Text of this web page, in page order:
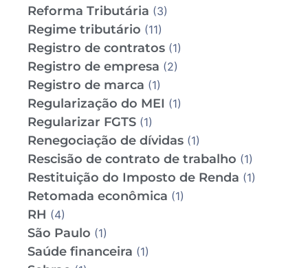
Reforma Tributária (3)
Regime tributário (11)
Registro de contratos (1)
Registro de empresa (2)
Registro de marca (1)
Regularização do MEI (1)
Regularizar FGTS (1)
Renegociação de dívidas (1)
Rescisão de contrato de trabalho (1)
Restituição do Imposto de Renda (1)
Retomada econômica (1)
RH (4)
São Paulo (1)
Saúde financeira (1)